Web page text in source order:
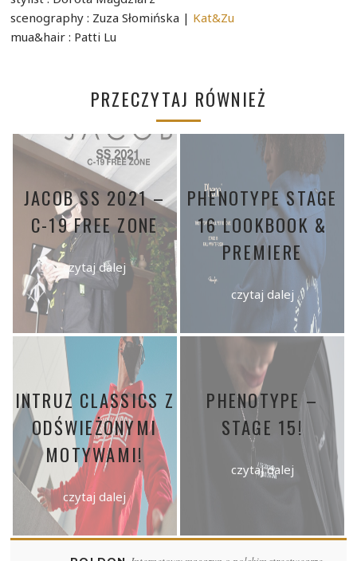
scenography : Zuza Słomińska | Kat&Zu
mua&hair : Patti Lu
PRZECZYTAJ RÓWNIEŻ
JACOB SS 2021 –
C-19 FREE ZONE
czytaj dalej
PHENOTYPE STAGE
16 LOOKBOOK &
PREMIERE
czytaj dalej
INTRUZ CLASSICS Z
ODŚWIEŻONYMI
MOTYWAMI!
czytaj dalej
PHENOTYPE –
STAGE 15!
czytaj dalej